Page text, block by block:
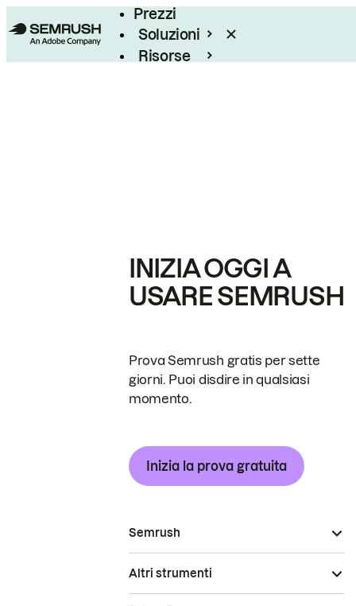
Prezzi
Soluzioni
Risorse
INIZIA OGGI A
USARE SEMRUSH
Prova Semrush gratis per sette
giorni. Puoi disdire in qualsiasi
momento.
Inizia la prova gratuita
Semrush
Altri strumenti